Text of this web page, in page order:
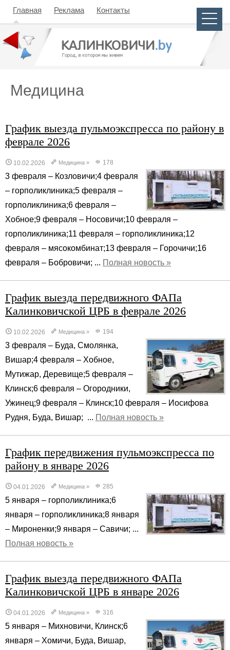
Главная Реклама Контакты
Медицина
График выезда пульмоэкспресса по району в
феврале 2026
10.02.2026 Медицина » 178
3 февраля – Козловичи;4 февраля
– горполиклиника;5 февраля –
горполиклиника;6 февраля –
Хобное;9 февраля – Носовичи;10 февраля –
горполиклиника;11 февраля – горполиклиника;12
февраля – мясокомбинат;13 февраля – Горочичи;16
февраля – Бобровичи; ... Полная новость »
График выезда передвижного ФАПа
Калинковичской ЦРБ в феврале 2026
10.02.2026 Медицина » 194
3 февраля – Буда, Смолянка,
Вишар;4 февраля – Хобное,
Мутижар, Деревище;5 февраля –
Клинск;6 февраля – Огородники,
Ужинец;9 февраля – Клинск;10 февраля – Иосифова
Рудня, Буда, Вишар; ... Полная новость »
График передвижения пульмоэкспресса по
району в январе 2026
04.01.2026 Медицина » 285
5 января – горполиклиника;6
января – горполиклиника;8 января
– Мироненки;9 января – Савичи; ...
Полная новость »
График выезда передвижного ФАПа
Калинковичской ЦРБ в январе 2026
04.01.2026 Медицина » 316
5 января – Михновичи, Клинск;6
января – Хомичи, Буда, Вишар,